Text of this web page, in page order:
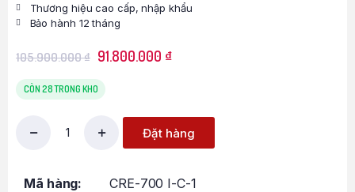
Thương hiệu cao cấp, nhập khẩu
Bảo hành 12 tháng
105.900.000₫ 91.800.000 ₫
CÒN 28 TRONG KHO
Đặt hàng
Mã hàng:
CRE-700 I-C-1